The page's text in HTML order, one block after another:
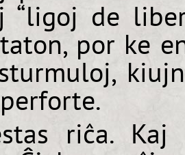
“ligoj de
por ke
riĉa.